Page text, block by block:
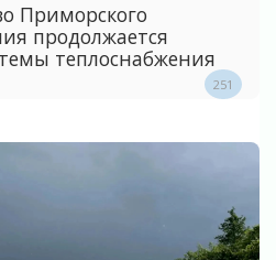
Приморского
продолжается
теплоснабжения
251